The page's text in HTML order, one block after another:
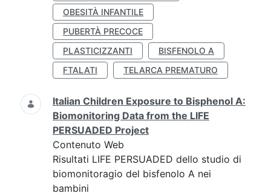
OBESITÀ INFANTILE
PUBERTÀ PRECOCE
PLASTICIZZANTI
BISFENOLO A
FTALATI
TELARCA PREMATURO
Italian Children Exposure to Bisphenol A:
Biomonitoring Data from the LIFE
PERSUADED Project
Contenuto Web
Risultati LIFE PERSUADED dello studio di
biomonitoragio del bisfenolo A nei
bambini